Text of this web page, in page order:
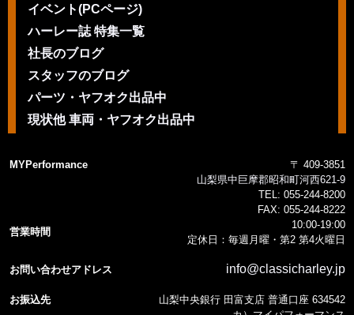
イベント(PCページ)
ハーレー誌 特集一覧
社長のブログ
スタッフのブログ
パーツ・ヤフオク出品中
現状他 車両・ヤフオク出品中
MYPerformance
〒 409-3851
山梨県中巨摩郡昭和町河西621-9
TEL: 055-244-8200
FAX: 055-244-8222
営業時間
10:00-19:00
定休日：毎週月曜・第2 第4火曜日
お問い合わせアドレス info@classicharley.jp
お振込先
山梨中央銀行 田富支店 普通口座 634542